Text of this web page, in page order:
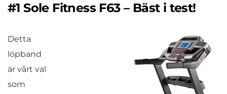
#1 Sole Fitness F63 – Bäst i test!
Detta
löpband
är vårt val
som